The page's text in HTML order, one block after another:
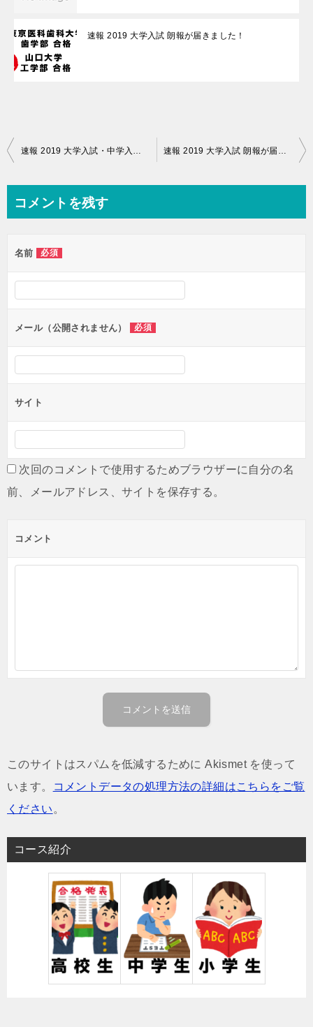
速報 2019 大学入試 朗報が届きました！
投
ビ
ー
シ
ョ
ン
コメントを残す
名前 必須
メール（公開されません） 必須
サイト
次回のコメントで使用するためブラウザーに自分の名
前、メールアドレス、サイトを保存する。
コメント
このサイトはスパムを低減するために Akismet を使って
います。
コメントデータの処理方法の詳細はこちらをご覧
ください 。
コース紹介